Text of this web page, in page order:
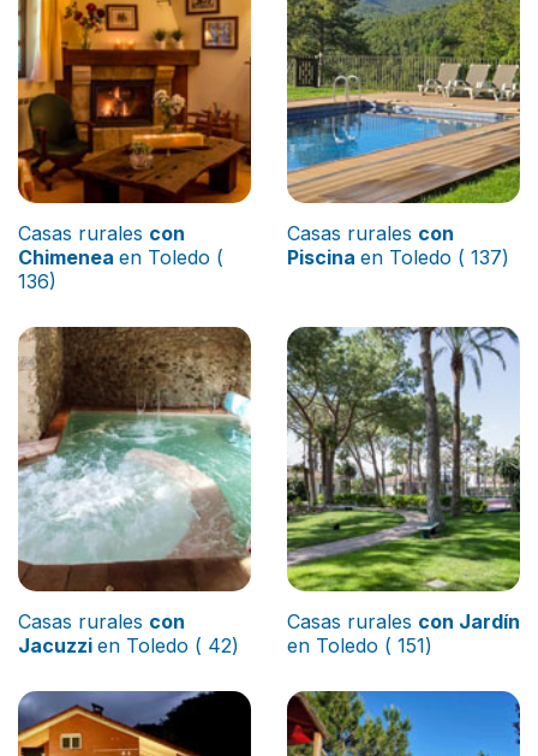
Casas rurales con
Chimenea en Toledo (
136)
Casas rurales con
Piscina en Toledo ( 137)
Casas rurales con
Jacuzzi en Toledo ( 42)
Casas rurales con Jardín
en Toledo ( 151)